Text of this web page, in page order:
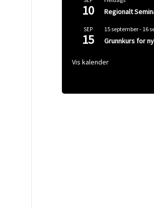
10 Regionalt
SEP
15
15 september- 16
Grunnkurs for
Vis kalender